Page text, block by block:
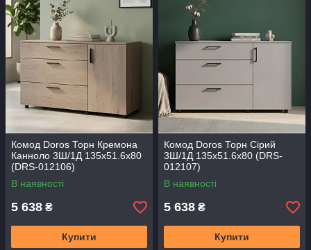
Комод Doros Торн Кремона
Канноло 3Ш/1Д 135х51.6х80
(DRS-012106)
В наявності
5 638 ₴
Купити
Комод Doros Торн Сірий
3Ш/1Д 135х51.6х80 (DRS-
012107)
В наявності
5 638 ₴
Купити